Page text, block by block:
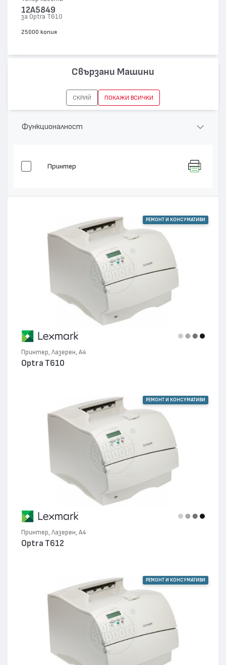
12A5849
за Optra T610
25000 копия
Свързани Машини
СКРИЙ ПОКАЖИ ВСИЧКИ
Функционалност
Принтер
РЕМОНТ И КОНСУМАТИВИ
Принтер, Лазерен, А4
Optra T610
РЕМОНТ И КОНСУМАТИВИ
Принтер, Лазерен, А4
Optra T612
РЕМОНТ И КОНСУМАТИВИ